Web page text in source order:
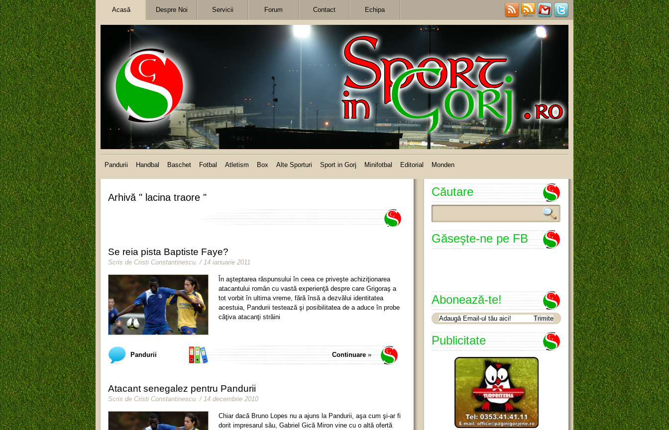
Acasă Despre Noi Servicii Forum Contact Echipa
Pandurii Handbal Baschet Fotbal Atletism Box Alte Sporturi Sport in Gorj Minifotbal Editorial Monden
Arhivă " lacina traore "
Se reia pista Baptiste Faye?
Scris de Cristi Constantinescu. / 14 ianuarie 2011
În aşteptarea răspunsului în ceea ce priveşte achiziţionarea
atacantului român cu vastă experienţă despre care Grigoraş a
tot vorbit în ultima vreme, fără însă a dezvălui identitatea
acestuia, Pandurii testează şi posibilitatea de a aduce în probe
câţiva atacanţi străini
Pandurii Continuare »
Atacant senegalez pentru Pandurii
Scris de Cristi Constantinescu / 14 decembrie 2010
Chiar dacă Bruno Lopes nu a ajuns la Pandurii, aşa cum şi-ar fi
dorit impresarul său, Gabriel Gică Miron vine cu o altă ofertă
Căutare
Găseşte-ne pe FB
Abonează-te!
Publicitate